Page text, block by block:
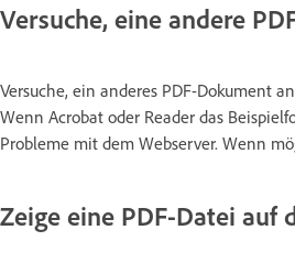
Versuche, eine andere
Versuche, ein anderes PDF-Dokument
Wenn Acrobat oder Reader das
Probleme mit dem Webserver. Wenn
Zeige eine PDF-Datei auf